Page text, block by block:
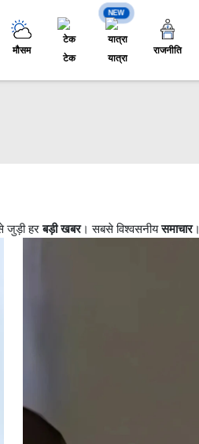
मौसम
टेक
NEW
यात्रा
राजनीति
जुड़ी हरबड़ी खबर। सबसे विश्वसनीयसमाचार।